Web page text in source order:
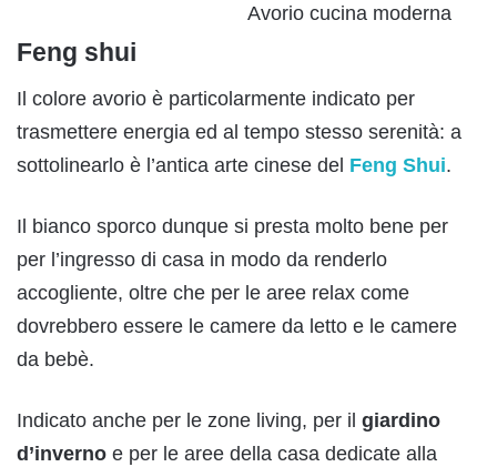
Avorio cucina moderna
Feng shui
Il colore avorio è particolarmente indicato per
trasmettere energia ed al tempo stesso serenità: a
sottolinearlo è l’antica arte cinese del Feng Shui.
Il bianco sporco dunque si presta molto bene per
per l’ingresso di casa in modo da renderlo
accogliente, oltre che per le aree relax come
dovrebbero essere le camere da letto e le camere
da bebè.
Indicato anche per le zone living, per il giardino
d’inverno e per le aree della casa dedicate alla